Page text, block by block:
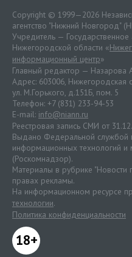
Copyright © 1999—2026
агентство "Нижний Новгород"
Учредитель —
Нижегородской области «
информационный центр»
Главный редактор — Назарова
Адрес: 603006, Нижегородская
ул. М.Горького, д.151Б, пом. 5
Телефон: +7 (831) 233-94-53
E-mail: info@niann.ru
Реестровая запись СМИ от
Выдано Федеральной службой
информационных технологий и
(Роскомнадзор).
Материалы в рубрике "Новости
правах рекламы.
На информационном ресурсе
технологии.
Политика конфиденциальности
18+